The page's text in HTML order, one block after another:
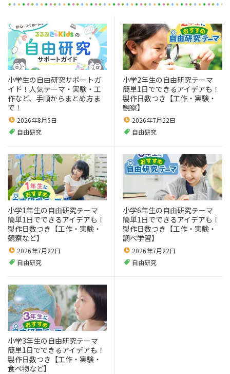
小学生の自由研究サポートガ
イド！人気テーマ・実験・工
作など、手順からまとめ方ま
で！
2026年8月5日
自由研究
小学2年生の自由研究テーマ
簡単1日でできるアイデアも！
製作日数つき【工作・実験・
観察】
2026年7月22日
自由研究
小学1年生の自由研究テーマ
簡単1日でできるアイデアも！
製作日数つき【工作・実験・
観察など】
2026年7月22日
自由研究
小学6年生の自由研究テーマ
簡単1日でできるアイデアも！
製作日数つき【工作・実験・
調べ学習】
2026年7月22日
自由研究
小学3年生の自由研究テーマ
簡単1日でできるアイデアも！
製作日数つき【工作・実験・
食べ物など】